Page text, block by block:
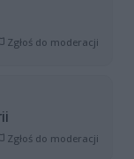
Zgłoś do moderacji
Zgłoś do moderacji